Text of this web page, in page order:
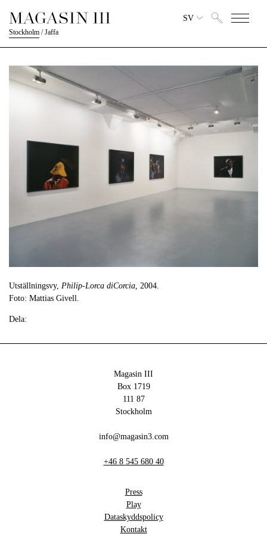
Stockholm /Jaffa
SV
Utställningsvy, Philip-Lorca diCorcia, 2004.
Foto: Mattias Givell.
Dela:
Magasin III
Box 1719
111 87
Stockholm
info@magasin3.com
+46 8 545 680 40
Press
Play
Dataskyddspolicy
Kontakt